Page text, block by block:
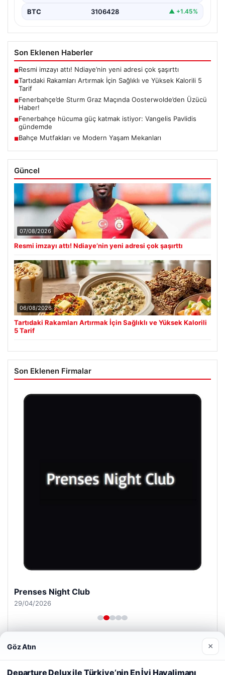
BTC 3106428 ▲ +1.45%
Son Eklenen Haberler
■Resmi imzayı attı! Ndiaye’nin yeni adresi çok şaşırttı
■Tartıdaki Rakamları Artırmak İçin Sağlıklı ve Yüksek Kalorili 5
Tarif
■Fenerbahçe’de Sturm Graz Maçında Oosterwolde’den Üzücü
Haber!
■Fenerbahçe hücuma güç katmak istiyor: Vangelis Pavlidis
gündemde
■Bahçe Mutfakları ve Modern Yaşam Mekanları
Güncel
07/08/2026
Resmi imzayı attı! Ndiaye’nin yeni adresi çok şaşırttı
06/08/2026
Tartıdaki Rakamları Artırmak İçin Sağlıklı ve Yüksek Kalorili
5 Tarif
Son Eklenen Firmalar
Prenses Night Club
29/04/2026
Göz Atın ×
Departure Delux ile Türkiye’nin En İyi Havalimanı